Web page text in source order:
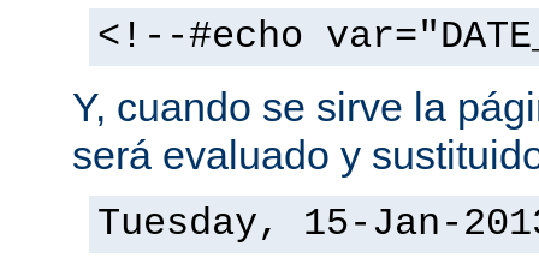
<!--#echo
Y, cuando se sirve la
será evaluado y
Tuesday, 15-Jan-